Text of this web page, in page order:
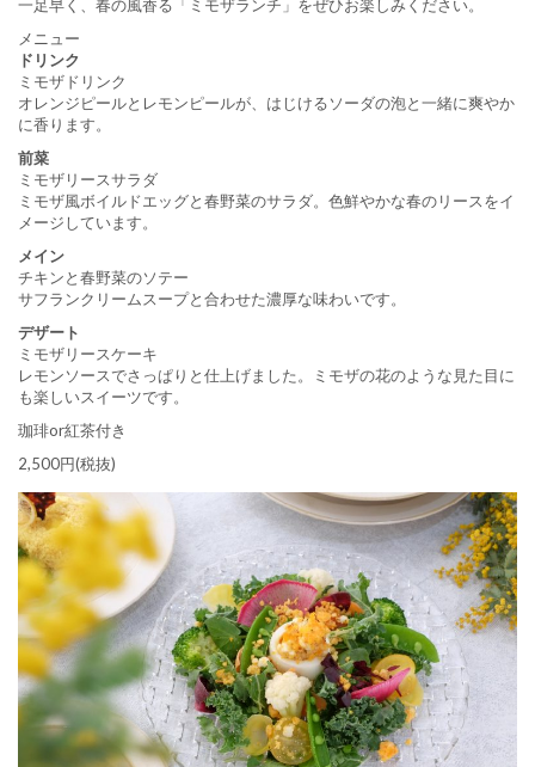
一足早く、春の風香る「ミモザランチ」をぜひお楽しみください。
メニュー
ドリンク
ミモザドリンク
オレンジピールとレモンピールが、はじけるソーダの泡と一緒に爽やか
に香ります。
前菜
ミモザリースサラダ
ミモザ風ボイルドエッグと春野菜のサラダ。色鮮やかな春のリースをイ
メージしています。
メイン
チキンと春野菜のソテー
サフランクリームスープと合わせた濃厚な味わいです。
デザート
ミモザリースケーキ
レモンソースでさっぱりと仕上げました。ミモザの花のような見た目に
も楽しいスイーツです。
珈琲or紅茶付き
2,500円(税抜)